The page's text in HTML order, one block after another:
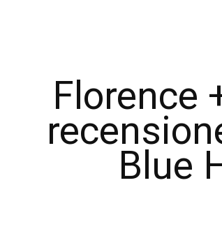
Florence
Blue